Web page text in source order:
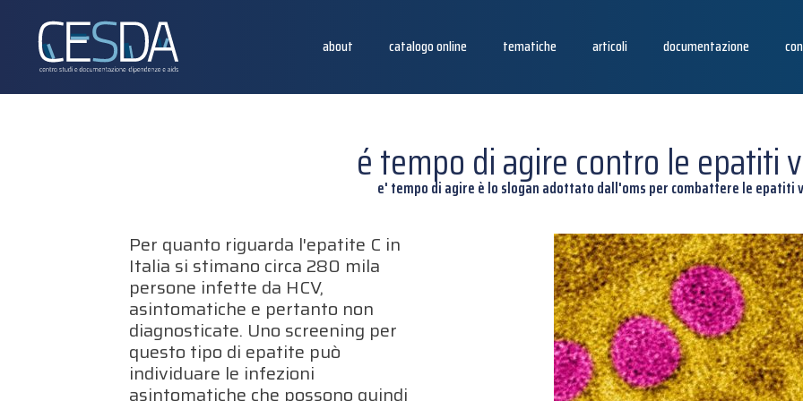
about catalogo online tematiche articoli documentazione
é tempo di agire contro le epatiti
e' tempo di agire è lo slogan adottato dall'oms per combattere le epatiti
Per quanto riguarda l'epatite C in
Italia si stimano circa 280 mila
persone infette da HCV,
asintomatiche e pertanto non
diagnosticate. Uno screening per
questo tipo di epatite può
individuare le infezioni
asintomatiche che possono quindi